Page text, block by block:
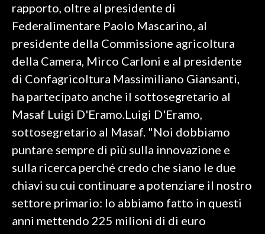
rapporto, oltre al presidente di
Federalimentare Paolo Mascarino, al
presidente della Commissione agricoltura
della Camera, Mirco Carloni e al presidente
di Confagricoltura Massimiliano Giansanti,
ha partecipato anche il sottosegretario al
Masaf Luigi D'Eramo.Luigi D'Eramo,
sottosegretario al Masaf. "Noi dobbiamo
puntare sempre di più sulla innovazione e
sulla ricerca perché credo che siano le due
chiavi su cui continuare a potenziare il nostro
settore primario: lo abbiamo fatto in questi
anni mettendo 225 milioni di di euro